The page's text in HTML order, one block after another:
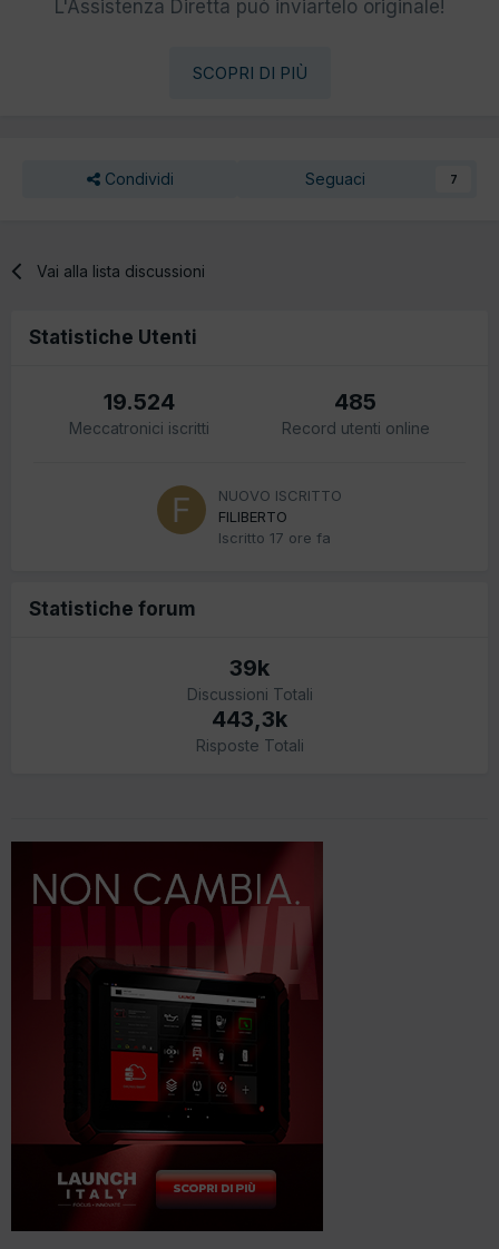
L'Assistenza Diretta può inviartelo originale!
SCOPRI DI PIÙ
Condividi Seguaci 7
Vai alla lista discussioni
Statistiche Utenti
19.524
Meccatronici iscritti
485
Record utenti online
NUOVO ISCRITTO
FILIBERTO
Iscritto 17 ore fa
Statistiche forum
39k
Discussioni Totali
443,3k
Risposte Totali